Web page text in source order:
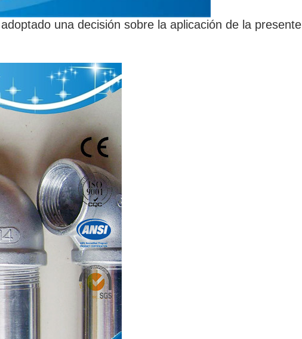
una decisión sobre la aplicación de la presente